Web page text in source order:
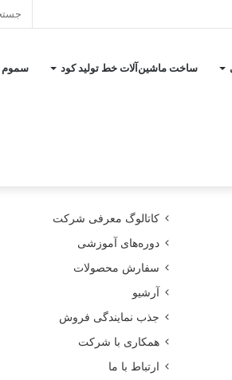
ساخت ماشین‌آلات خط تولید کود سموم
کاتالوگ معرفی شرکت
دوره‌های آموزشی
سفارش محصولات
آرشیو
جذب نمایندگی فروش
همکاری با شرکت
ارتباط با ما